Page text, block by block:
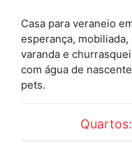
Casa para veraneio
esperança,
varanda e
com água de
pets.